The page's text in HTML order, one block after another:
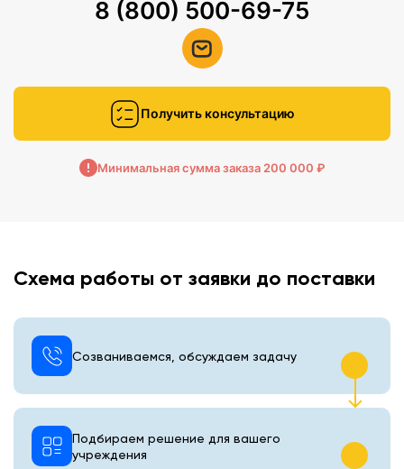
8 (800) 500-69-75
Получить консультацию
Минимальная сумма заказа 200 000 ₽
Схема работы от заявки до поставки
Созваниваемся, обсуждаем задачу
Подбираем решение для вашего
учреждения